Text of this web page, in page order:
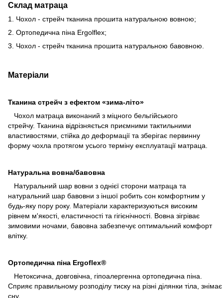
Склад матраца
1. Чохол - стрейч тканина прошита натуральною вовною;
2. Ортопедична піна Ergolflex;
3. Чохол - стрейч тканина прошита натуральною бавовною.
Матеріали
Тканина стрейч з ефектом «зима-літо»
Чохол матраца виконаний з міцного бельгійського
стрейчу. Тканина відрізняється приємними тактильними
властивостями, стійка до деформації та зберігає первинну
форму чохла протягом усього терміну експлуатації матраца.
Натуральна вовна/бавовна
Натуральний шар вовни з однієї сторони матраца та
натуральний шар бавовни з іншої робить сон комфортним у
будь-яку пору року. Матеріали характеризуються високим
рівнем м'якості, еластичності та гігієнічності. Вовна зігріває
зимовими ночами, бавовна забезпечує оптимальний комфорт
влітку.
Ортопедична піна Ergoflex®
Нетоксична, довговічна, гіпоалергенна ортопедична піна.
Сприяє правильному розподілу тиску на різні ділянки тіла,
сну.